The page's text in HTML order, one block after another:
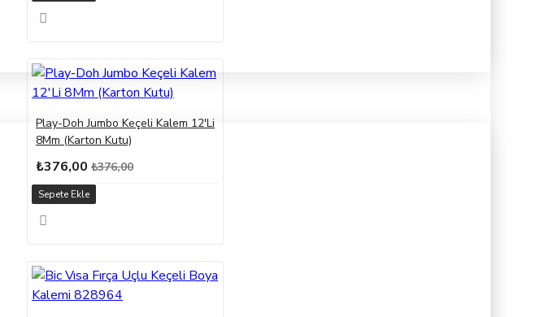
Play-Doh Jumbo Keçeli Kalem 12'Li
8Mm (Karton Kutu)
₺376,00 ₺376,00
Sepete Ekle